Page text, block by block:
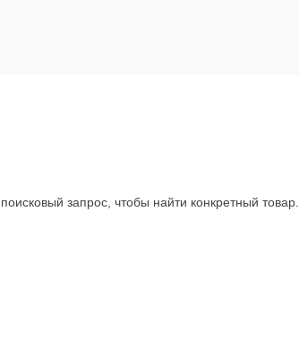
запрос, чтобы найти конкретный товар.